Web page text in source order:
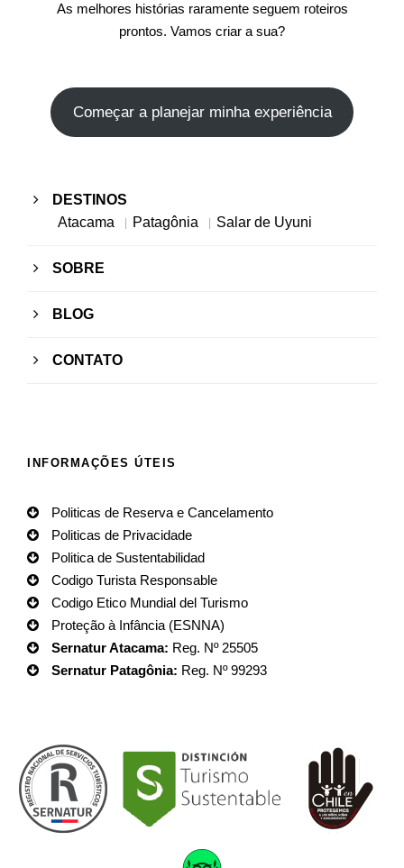
As melhores histórias raramente seguem roteiros
prontos. Vamos criar a sua?
Começar a planejar minha experiência
DESTINOS
Atacama
Patagônia Salar de Uyuni
SOBRE
BLOG
CONTATO
INFORMAÇÕES ÚTEIS
Politicas de Reserva e Cancelamento
Politicas de Privacidade
Politica de Sustentabilidad
Codigo Turista Responsable
Codigo Etico Mundial del Turismo
Proteção à Infância (ESNNA)
Sernatur Atacama: Reg. Nº 25505
Sernatur Patagônia: Reg. Nº 99293